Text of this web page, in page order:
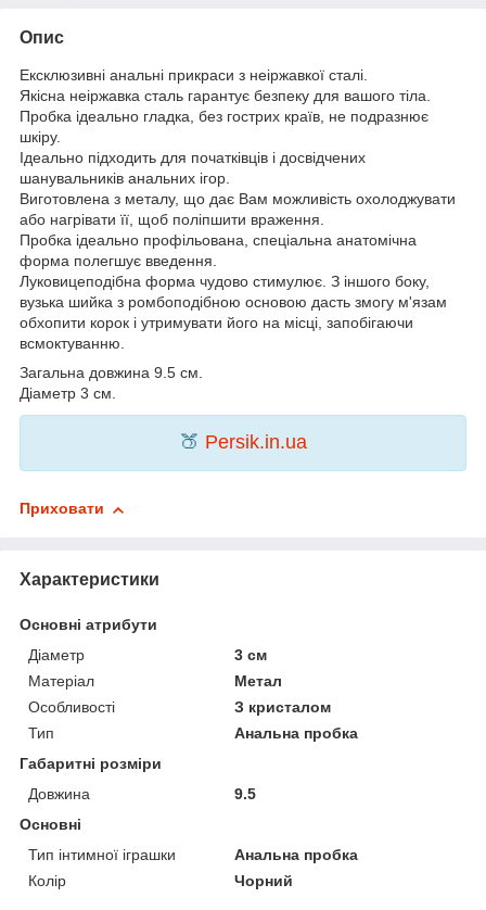
Опис
Ексклюзивні анальні прикраси з неіржавкої сталі.
Якісна неіржавка сталь гарантує безпеку для вашого тіла.
Пробка ідеально гладка, без гострих країв, не подразнює
шкіру.
Ідеально підходить для початківців і досвідчених
шанувальників анальних ігор.
Виготовлена з металу, що дає Вам можливість охолоджувати
або нагрівати її, щоб поліпшити враження.
Пробка ідеально профільована, спеціальна анатомічна
форма полегшує введення.
Луковицеподібна форма чудово стимулює. З іншого боку,
вузька шийка з ромбоподібною основою дасть змогу м'язам
обхопити корок і утримувати його на місці, запобігаючи
всмоктуванню.
Загальна довжина 9.5 см.
Діаметр 3 см.
🍑 Persik.in.ua
Приховати
Характеристики
Основні атрибути
Діаметр
3 см
Матеріал
Метал
Особливості
З кристалом
Тип
Анальна пробка
Габаритні розміри
Довжина
9.5
Основні
Тип інтимної іграшки
Анальна пробка
Колір
Чорний